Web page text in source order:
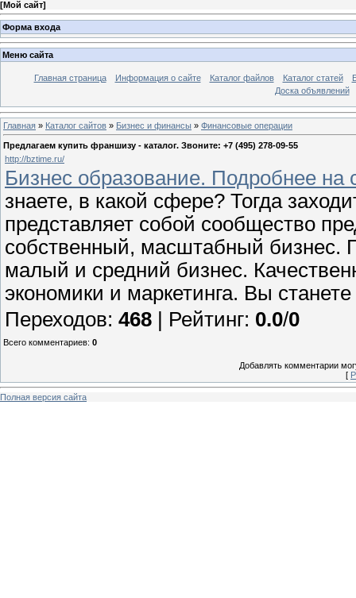
[Мой сайт]
Форма входа
Меню сайта
Главная страница Информация о сайте Каталог файлов Каталог статей
Доска объявлений
Главная » Каталог сайтов » Бизнес и финансы » Финансовые операции
Предлагаем купить франшизу - каталог. Звоните: +7 (495) 278-09-55
http://bztime.ru/
Бизнес образование. Подробнее на
знаете, в какой сфере? Тогда
представляет собой сообщество
собственный, масштабный бизнес.
малый и средний бизнес.
экономики и маркетинга. Вы
Переходов: 468 | Рейтинг: 0.0/0
Всего комментариев: 0
Добавлять комментарии
[
Полная версия сайта